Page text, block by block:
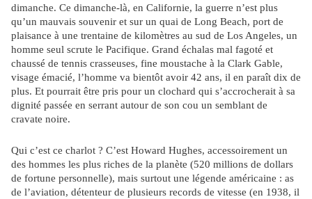
dimanche. Ce dimanche-là, en Californie, la guerre n’est plus
qu’un mauvais souvenir et sur un quai de Long Beach, port de
plaisance à une trentaine de kilomètres au sud de Los Angeles, un
homme seul scrute le Pacifique. Grand échalas mal fagoté et
chaussé de tennis crasseuses, fine moustache à la Clark Gable,
visage émacié, l’homme va bientôt avoir 42 ans, il en paraît dix de
plus. Et pourrait être pris pour un clochard qui s’accrocherait à sa
dignité passée en serrant autour de son cou un semblant de
cravate noire.
Qui c’est ce charlot ? C’est Howard Hughes, accessoirement un
des hommes les plus riches de la planète (520 millions de dollars
de fortune personnelle), mais surtout une légende américaine : as
de l’aviation, détenteur de plusieurs records de vitesse (en 1938, il